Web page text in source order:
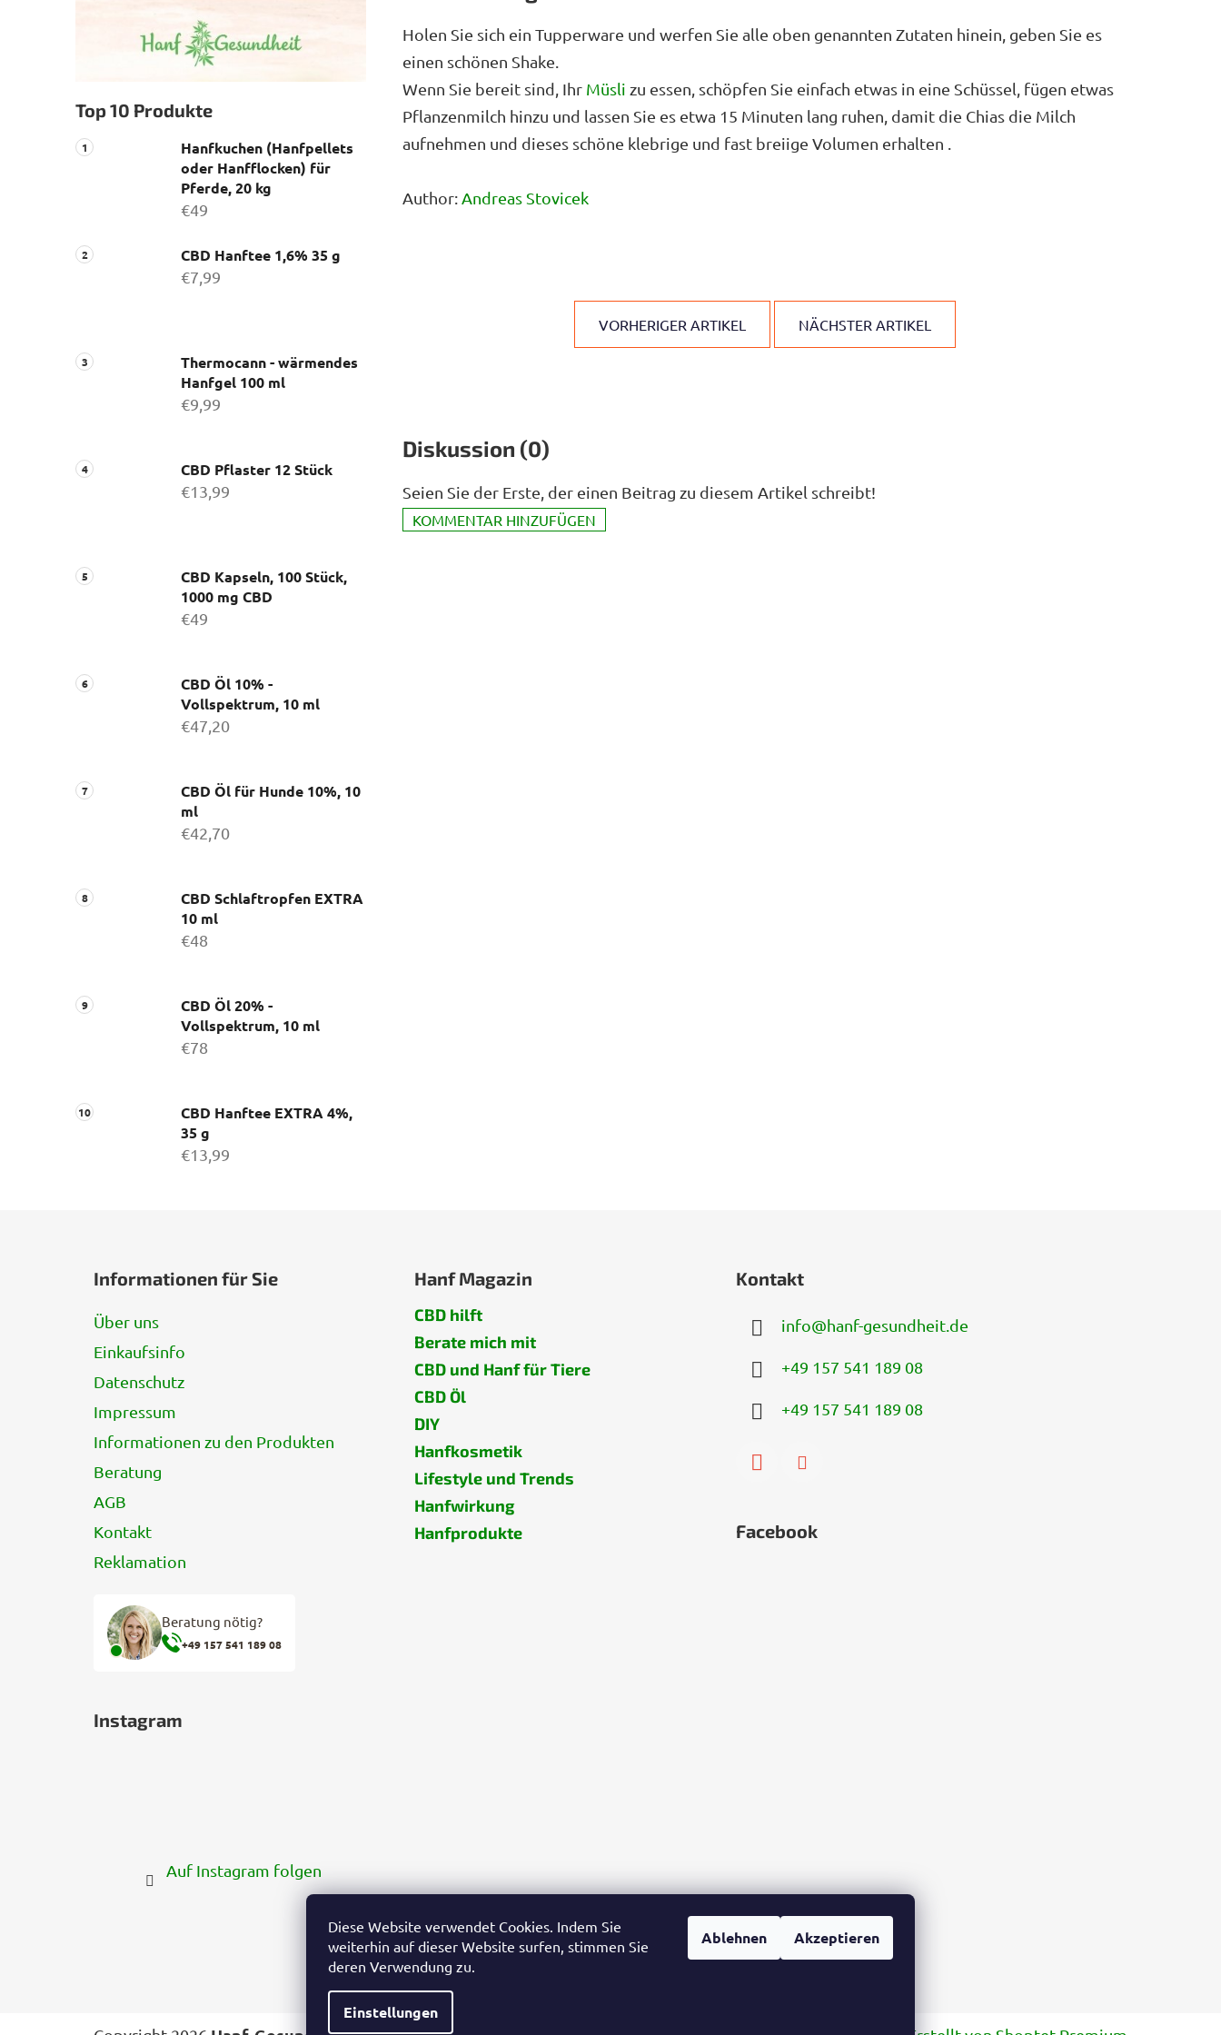
Diese Website verwendet Cookies. Indem Sie
weiterhin auf dieser Website surfen, stimmen Sie
deren Verwendung zu.
Einstellungen
Ablehnen Akzeptieren
Top 10 Produkte
Hanfkuchen (Hanfpellets
oder Hanfflocken) für
Pferde, 20 kg
€49
CBD Hanftee 1,6% 35 g
€7,99
Thermocann - wärmendes
Hanfgel 100 ml
€9,99
CBD Pflaster 12 Stück
€13,99
CBD Kapseln, 100 Stück,
1000 mg CBD
€49
CBD Öl 10% -
Vollspektrum, 10 ml
€47,20
CBD Öl für Hunde 10%, 10
ml
€42,70
CBD Schlaftropfen EXTRA
10 ml
€48
CBD Öl 20% -
Vollspektrum, 10 ml
€78
CBD Hanftee EXTRA 4%,
35 g
€13,99
Holen Sie sich ein Tupperware und werfen Sie alle oben genannten Zutaten hinein, geben Sie es
einen schönen Shake.
Wenn Sie bereit sind, Ihr Müsli zu essen, schöpfen Sie einfach etwas in eine Schüssel, fügen etwas
Pflanzenmilch hinzu und lassen Sie es etwa 15 Minuten lang ruhen, damit die Chias die Milch
aufnehmen und dieses schöne klebrige und fast breiige Volumen erhalten .
Author:Andreas Stovicek
VORHERIGER ARTIKEL NÄCHSTER ARTIKEL
Diskussion (0)
Seien Sie der Erste, der einen Beitrag zu diesem Artikel schreibt!
KOMMENTAR HINZUFÜGEN
Informationen für Sie
Über uns
Einkaufsinfo
Datenschutz
Impressum
Informationen zu den Produkten
Beratung
AGB
Kontakt
Reklamation
Beratung nötig?
+49 157 541 189 08
Hanf Magazin
CBD hilft
Berate mich mit
CBD und Hanf für Tiere
CBD Öl
DIY
Hanfkosmetik
Lifestyle und Trends
Hanfwirkung
Hanfprodukte
Kontakt
info@hanf-gesundheit.de
+49 157 541 189 08
+49 157 541 189 08
Facebook
Instagram
Auf Instagram folgen